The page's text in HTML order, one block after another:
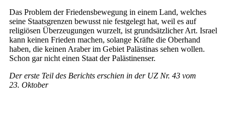
Das Problem der Friedensbewegung in einem Land, welches
seine Staatsgrenzen bewusst nie festgelegt hat, weil es auf
religiösen Überzeugungen wurzelt, ist grundsätzlicher Art. Israel
kann keinen Frieden machen, solange Kräfte die Oberhand
haben, die keinen Araber im Gebiet Palästinas sehen wollen.
Schon gar nicht einen Staat der Palästinenser.
Der erste Teil des Berichts erschien in der UZ Nr. 43 vom
23. Oktober